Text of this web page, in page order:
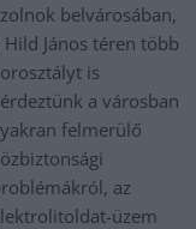
belvárosában,
Hild János téren több
is
a városban
felmerülő
az
üzem